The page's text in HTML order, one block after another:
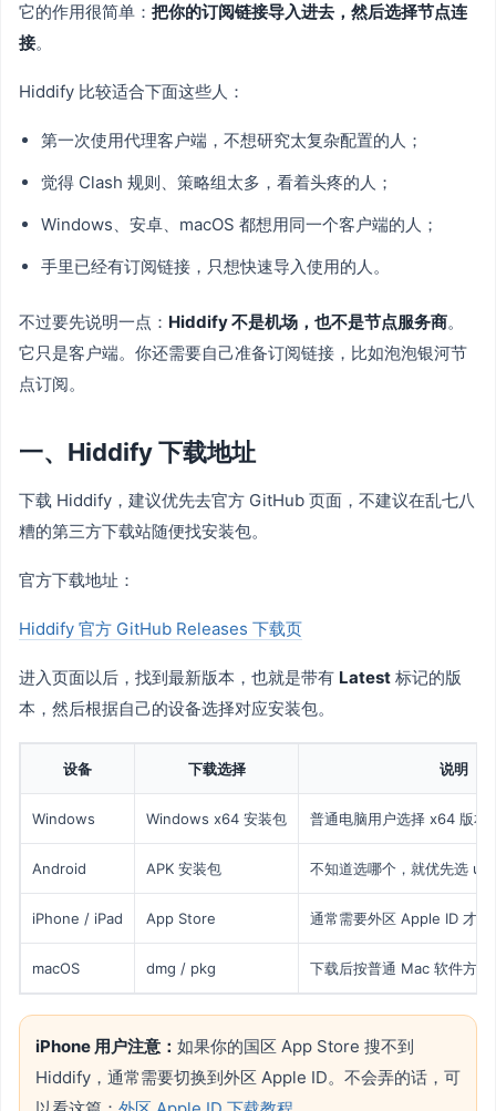
它的作用很简单： 把你的订阅链接导入进去，然后选择节点连
接。
Hiddify 比较适合下面这些人：
第一次使用代理客户端，不想研究太复杂配置的人；
觉得 Clash 规则、策略组太多，看着头疼的人；
Windows、安卓、macOS 都想用同一个客户端的人；
手里已经有订阅链接，只想快速导入使用的人。
不过要先说明一点： Hiddify 不是机场，也不是节点服务商。
它只是客户端。你还需要自己准备订阅链接，比如泡泡银河节
点订阅。
一、Hiddify 下载地址
下载 Hiddify，建议优先去官方 GitHub 页面，不建议在乱七八
糟的第三方下载站随便找安装包。
官方下载地址：
Hiddify 官方 GitHub Releases 下载页
进入页面以后，找到最新版本，也就是带有 Latest 标记的版
本，然后根据自己的设备选择对应安装包。
设备 下载选择 说明
Windows Windows x64 安装包 普通电脑用户选择 x64 版本
Android APK 安装包 不知道选哪个，就优先选
iPhone / iPad App Store 通常需要外区 Apple ID 才更
macOS dmg / pkg 下载后按普通 Mac 软件方式
iPhone 用户注意： 如果你的国区 App Store 搜不到
Hiddify，通常需要切换到外区 Apple ID。不会弄的话，可